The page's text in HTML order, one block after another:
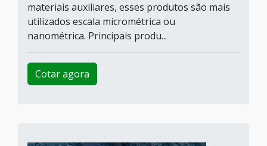
materiais auxiliares, esses produtos são mais
utilizados escala micrométrica ou
nanométrica. Principais produ...
Cotar agora